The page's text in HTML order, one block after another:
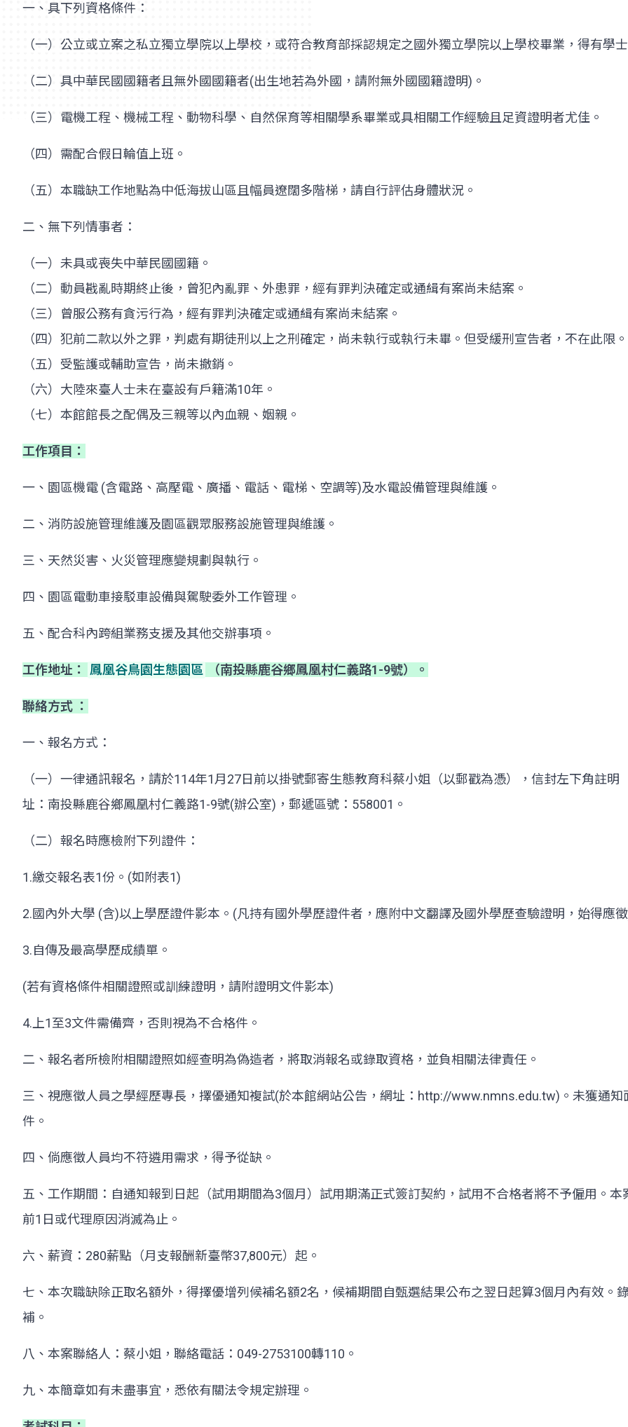
一、具下列資格條件：
（一）公立或立案之私立獨立學院以上學校，或符合教育部採認規定之國外獨立學院以上學校畢業，得有學
（二）具中華民國國籍者且無外國國籍者(出生地若為外國，請附無外國國籍證明)。
（三）電機工程、機械工程、動物科學、自然保育等相關學系畢業或具相關工作經驗且足資證明者尤佳。
（四）需配合假日輪值上班。
（五）本職缺工作地點為中低海拔山區且幅員遼闊多階梯，請自行評估身體狀況。
二、無下列情事者：
（一）未具或喪失中華民國國籍。
（二）動員戡亂時期終止後，曾犯內亂罪、外患罪，經有罪判決確定或通緝有案尚未結案。
（三）曾服公務有貪污行為，經有罪判決確定或通緝有案尚未結案。
（四）犯前二款以外之罪，判處有期徒刑以上之刑確定，尚未執行或執行未畢。但受緩刑宣告者，不在此限。
（五）受監護或輔助宣告，尚未撤銷。
（六）大陸來臺人士未在臺設有戶籍滿10年。
（七）本館館長之配偶及三親等以內血親、姻親。
工作項目：
一、園區機電 (含電路、高壓電、廣播、電話、電梯、空調等)及水電設備管理與維護。
二、消防設施管理維護及園區觀眾服務設施管理與維護。
三、天然災害、火災管理應變規劃與執行。
四、園區電動車接駁車設備與駕駛委外工作管理。
五、配合科內跨組業務支援及其他交辦事項。
工作地址： 鳳凰谷鳥園生態園區 （南投縣鹿谷鄉鳳凰村仁義路1-9號）。
聯絡方式 ：
一、報名方式：
（一）一律通訊報名，請於114年1月27日前以掛號郵寄生態教育科蔡小姐（以郵戳為憑），信封左下角註
址：南投縣鹿谷鄉鳳凰村仁義路1-9號(辦公室)，郵遞區號：558001。
（二）報名時應檢附下列證件：
1.繳交報名表1份。(如附表1)
2.國內外大學 (含)以上學歷證件影本。(凡持有國外學歷證件者，應附中文翻譯及國外學歷查驗證明，始得應
3.自傳及最高學歷成績單。
(若有資格條件相關證照或訓練證明，請附證明文件影本)
4.上1至3文件需備齊，否則視為不合格件。
二、報名者所檢附相關證照如經查明為偽造者，將取消報名或錄取資格，並負相關法律責任。
三、視應徵人員之學經歷專長，擇優通知複試(於本館網站公告，網址：http://www.nmns.edu.tw)。未獲通
件。
四、倘應徵人員均不符遴用需求，得予從缺。
五、工作期間：自通知報到日起（試用期間為3個月）試用期滿正式簽訂契約，試用不合格者將不予僱用。
前1日或代理原因消滅為止。
六、薪資：280薪點（月支報酬新臺幣37,800元）起。
七、本次職缺除正取名額外，得擇優增列候補名額2名，候補期間自甄選結果公布之翌日起算3個月內有效。
補。
八、本案聯絡人：蔡小姐，聯絡電話：049-2753100轉110。
九、本簡章如有未盡事宜，悉依有關法令規定辦理。